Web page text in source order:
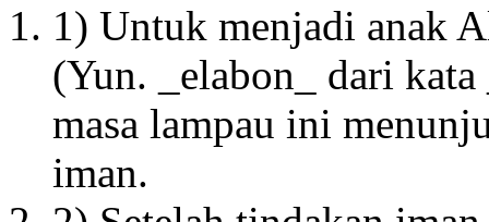
1) Untuk menjadi anak
(Yun. _elabon_ dari
masa lampau ini
iman.